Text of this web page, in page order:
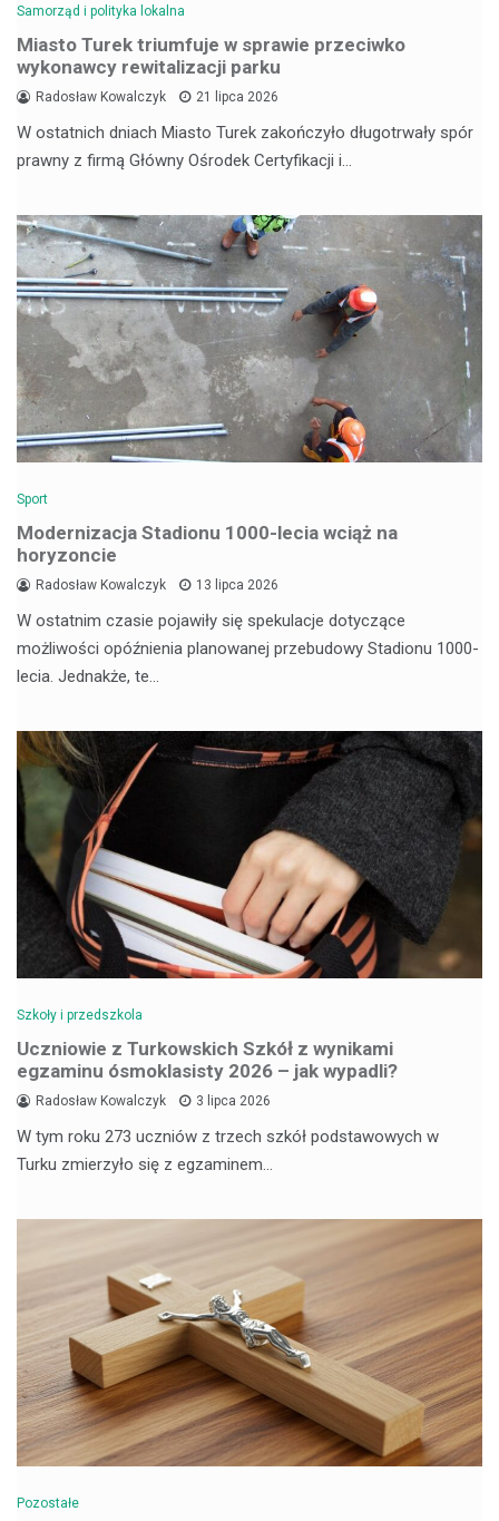
Samorząd i polityka lokalna
Miasto Turek triumfuje w sprawie przeciwko
wykonawcy rewitalizacji parku
Radosław Kowalczyk 21 lipca 2026
W ostatnich dniach Miasto Turek zakończyło długotrwały spór
prawny z firmą Główny Ośrodek Certyfikacji i…
Sport
Modernizacja Stadionu 1000-lecia wciąż na
horyzoncie
Radosław Kowalczyk 13 lipca 2026
W ostatnim czasie pojawiły się spekulacje dotyczące
możliwości opóźnienia planowanej przebudowy Stadionu 1000-
lecia. Jednakże, te…
Szkoły i przedszkola
Uczniowie z Turkowskich Szkół z wynikami
egzaminu ósmoklasisty 2026 – jak wypadli?
Radosław Kowalczyk 3 lipca 2026
W tym roku 273 uczniów z trzech szkół podstawowych w
Turku zmierzyło się z egzaminem…
Pozostałe